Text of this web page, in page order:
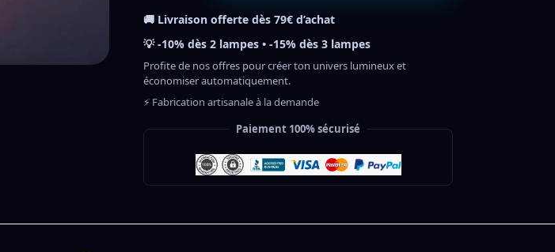
🚚 Livraison offerte dès 79€ d’achat
💡 -10% dès 2 lampes • -15% dès 3 lampes
Profite de nos offres pour créer ton univers lumineux et
économiser automatiquement.
⚡ Fabrication artisanale à la demande
Paiement 100% sécurisé